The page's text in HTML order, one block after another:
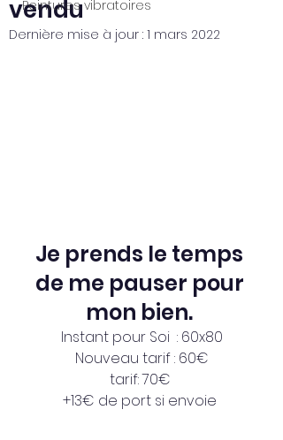
Peintures vibratoires
vendu
Dernière mise à jour : 1 mars 2022
Je prends le temps
de me pauser pour
mon bien.
Instant pour Soi  : 60x80
Nouveau tarif : 60€
tarif: 70€
+13€ de port si envoie